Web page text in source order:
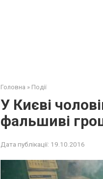
Головна » Події
У Києві
фальшиві
Дата публікації: 19.10.2016